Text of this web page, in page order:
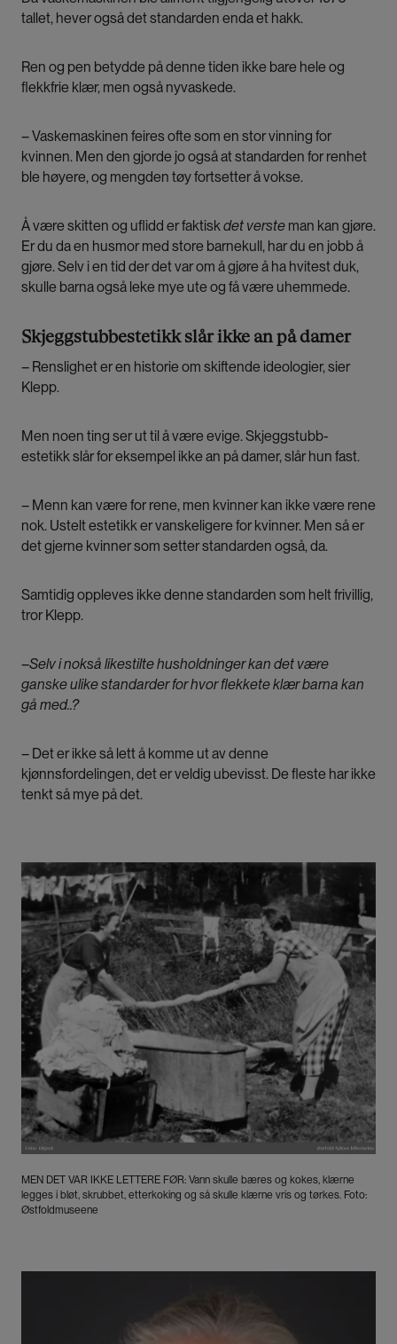
tallet, hever også det standarden enda et hakk.
Ren og pen betydde på denne tiden ikke bare hele og
flekkfrie klær, men også nyvaskede.
– Vaskemaskinen feires ofte som en stor vinning for
kvinnen. Men den gjorde jo også at standarden for renhet
ble høyere, og mengden tøy fortsetter å vokse.
Å være skitten og uflidd er faktisk det verste man kan gjøre.
Er du da en husmor med store barnekull, har du en jobb å
gjøre. Selv i en tid der det var om å gjøre å ha hvitest duk,
skulle barna også leke mye ute og få være uhemmede.
Skjeggstubbestetikk slår ikke an på damer
– Renslighet er en historie om skiftende ideologier, sier
Klepp.
Men noen ting ser ut til å være evige. Skjeggstubb-
estetikk slår for eksempel ikke an på damer, slår hun fast.
– Menn kan være for rene, men kvinner kan ikke være rene
nok. Ustelt estetikk er vanskeligere for kvinner. Men så er
det gjerne kvinner som setter standarden også, da.
Samtidig oppleves ikke denne standarden som helt frivillig,
tror Klepp.
–Selv i nokså likestilte husholdninger kan det være
ganske ulike standarder for hvor flekkete klær barna kan
gå med..?
– Det er ikke så lett å komme ut av denne
kjønnsfordelingen, det er veldig ubevisst. De fleste har ikke
tenkt så mye på det.
Bilde
MEN DET VAR IKKE LETTERE FØR: Vann skulle bæres og kokes, klærne
legges i bløt, skrubbet, etterkoking og så skulle klærne vris og tørkes. Foto:
Østfoldmuseene